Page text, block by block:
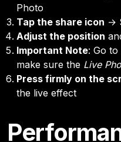
Photo
Tap the share icon →
Adjust the position
Important Note: Go to
make sure the Live
Press firmly on the
the live effect